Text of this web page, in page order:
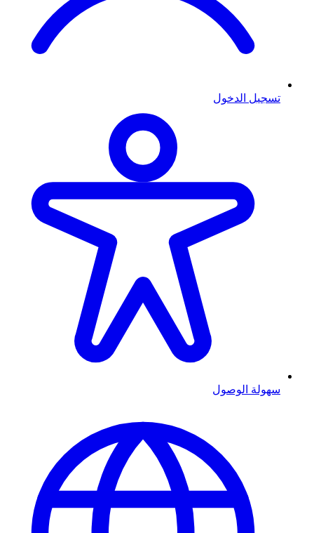
تسجيل الدخول
سهولة الوصول